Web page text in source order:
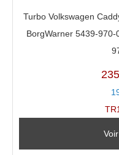
Turbo Volkswagen
BorgWarner 5439-